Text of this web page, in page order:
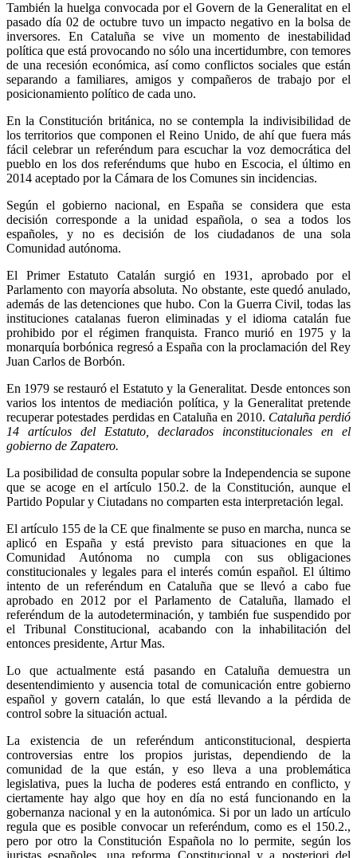
También la huelga convocada por el Govern de la Generalitat en el
pasado día 02 de octubre tuvo un impacto negativo en la bolsa de
inversores. En Cataluña se vive un momento de inestabilidad
política que está provocando no sólo una incertidumbre, con temores
de una recesión económica, así como conflictos sociales que están
separando a familiares, amigos y compañeros de trabajo por el
posicionamiento político de cada uno.
En la Constitución británica, no se contempla la indivisibilidad de
los territorios que componen el Reino Unido, de ahí que fuera más
fácil celebrar un referéndum para escuchar la voz democrática del
pueblo en los dos referéndums que hubo en Escocia, el último en
2014 aceptado por la Cámara de los Comunes sin incidencias.
Según el gobierno nacional, en España se considera que esta
decisión corresponde a la unidad española, o sea a todos los
españoles, y no es decisión de los ciudadanos de una sola
Comunidad autónoma.
El Primer Estatuto Catalán surgió en 1931, aprobado por el
Parlamento con mayoría absoluta. No obstante, este quedó anulado,
además de las detenciones que hubo. Con la Guerra Civil, todas las
instituciones catalanas fueron eliminadas y el idioma catalán fue
prohibido por el régimen franquista. Franco murió en 1975 y la
monarquía borbónica regresó a España con la proclamación del Rey
Juan Carlos de Borbón.
En 1979 se restauró el Estatuto y la Generalitat. Desde entonces son
varios los intentos de mediación política, y la Generalitat pretende
recuperar potestades perdidas en Cataluña en 2010. Cataluña perdió
14 artículos del Estatuto, declarados inconstitucionales en el
gobierno de Zapatero.
La posibilidad de consulta popular sobre la Independencia se supone
que se acoge en el artículo 150.2. de la Constitución, aunque el
Partido Popular y Ciutadans no comparten esta interpretación legal.
El artículo 155 de la CE que finalmente se puso en marcha, nunca se
aplicó en España y está previsto para situaciones en que la
Comunidad Autónoma no cumpla con sus obligaciones
constitucionales y legales para el interés común español. El último
intento de un referéndum en Cataluña que se llevó a cabo fue
aprobado en 2012 por el Parlamento de Cataluña, llamado el
referéndum de la autodeterminación, y también fue suspendido por
el Tribunal Constitucional, acabando con la inhabilitación del
entonces presidente, Artur Mas.
Lo que actualmente está pasando en Cataluña demuestra un
desentendimiento y ausencia total de comunicación entre gobierno
español y govern catalán, lo que está llevando a la pérdida de
control sobre la situación actual.
La existencia de un referéndum anticonstitucional, despierta
controversias entre los propios juristas, dependiendo de la
comunidad de la que están, y eso lleva a una problemática
legislativa, pues la lucha de poderes está entrando en conflicto, y
ciertamente hay algo que hoy en día no está funcionando en la
gobernanza nacional y en la autonómica. Si por un lado un artículo
regula que es posible convocar un referéndum, como es el 150.2.,
pero por otro la Constitución Española no lo permite, según los